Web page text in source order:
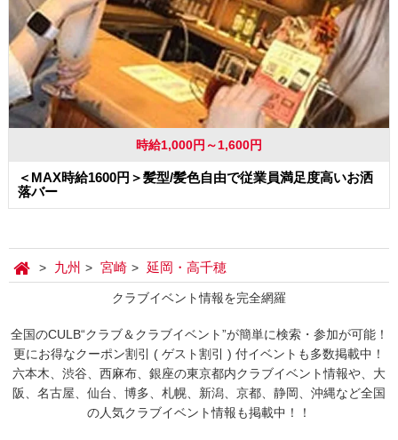
時給1,000円～1,600円
＜MAX時給1600円＞髪型/髪色自由で従業員満足度高いお洒
落バー
九州 宮崎 延岡・高千穂
クラブイベント情報を完全網羅
全国のCULB“クラブ＆クラブイベント”が簡単に検索・参加が可能！
更にお得なクーポン割引 ( ゲスト割引 ) 付イベントも多数掲載中！
六本木、渋谷、西麻布、銀座の東京都内クラブイベント情報や、大
阪、名古屋、仙台、博多、札幌、新潟、京都、静岡、沖縄など全国
の人気クラブイベント情報も掲載中！！